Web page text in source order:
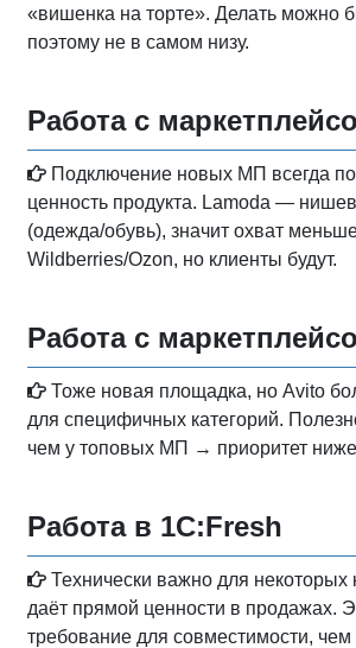
«вишенка на торте». Делать можно
поэтому не в самом низу.
Работа с
Подключение новых МП всегда
ценность продукта. Lamoda —
(одежда/обувь), значит охват
Wildberries/Ozon, но клиенты будут.
Работа с
Тоже новая площадка, но Avito
для специфичных категорий.
чем у топовых МП → приоритет
Работа в 1С:Fresh
Технически важно для некоторых
даёт прямой ценности в продажах.
требование для совместимости, чем